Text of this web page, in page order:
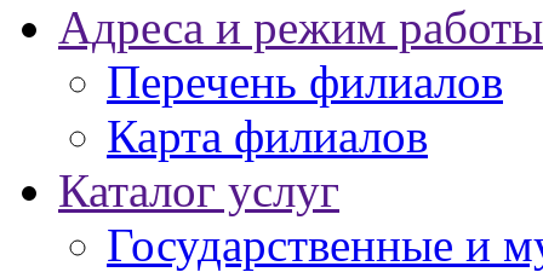
Адреса и режим работы
Перечень филиалов
Карта филиалов
Каталог услуг
Государственные и